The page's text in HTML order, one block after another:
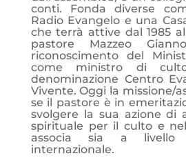
conti. Fonda diverse
Radio Evangelo e una
che terrà attive dal 1985 al
pastore Mazzeo
riconoscimento del
come ministro di
denominazione Centro
Vivente. Oggi la missione/
se il pastore è in
svolgere la sua azione di
spirituale per il culto e
associa sia a livello
internazionale.